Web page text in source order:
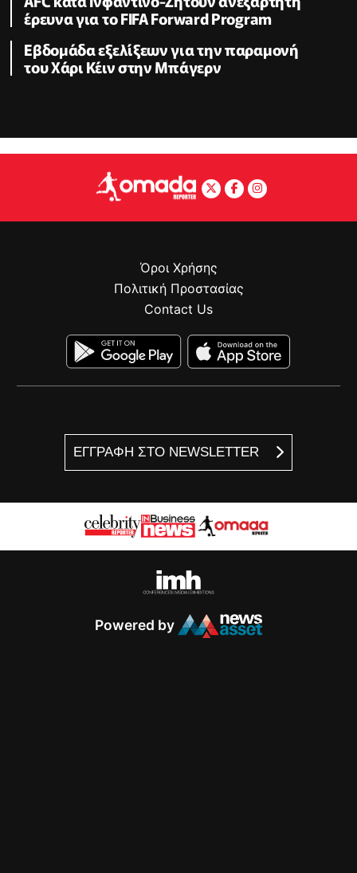
έρευνα για το FIFA Forward Program
Εβδομάδα εξελίξεων για την παραμονή
του Χάρι Κέιν στην Μπάγερν
ΕΓΓΡΑΦΗ ΣΤΟ NEWSLETTER
Όροι Χρήσης
Πολιτική Προστασίας
Contact Us
Powered by